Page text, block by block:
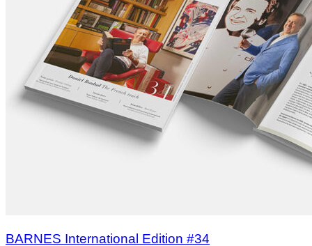
BARNES International Edition #34